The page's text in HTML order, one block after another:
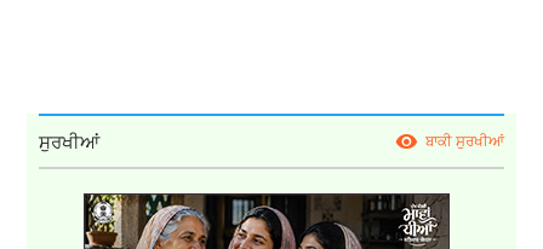
ਸੁਰਖੀਆਂ ਬਾਕੀ ਸੁਰਖੀਆਂ